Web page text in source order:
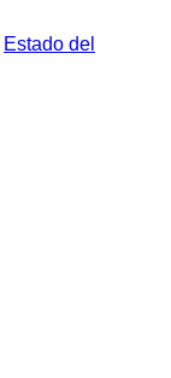
Estado del